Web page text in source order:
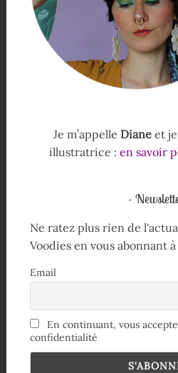
Je m’appelle Dianeet je
illustratrice : en savoir
Ne ratez plus rien de
Voodies en vous abonnant
Email
En continuant, vous
confidentialité